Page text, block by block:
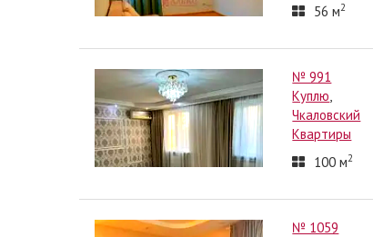
56 м2
№ 991
Куплю,
Чкаловский
Квартиры
100 м2
№ 1059